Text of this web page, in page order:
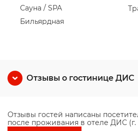
Сауна / SPA
Бильярдная
Отзывы о гостинице ДИС
Отзывы гостей написаны
после проживания в отеле ДИС